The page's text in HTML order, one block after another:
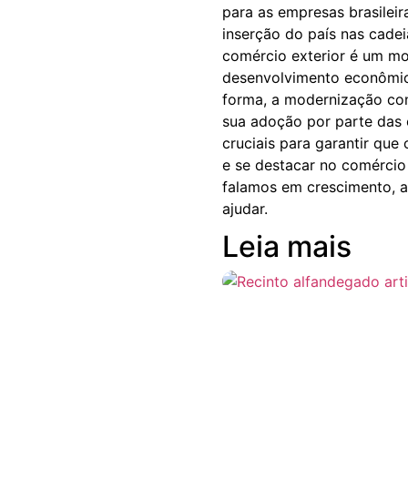
para as empresas
inserção do país nas
comércio exterior é um
desenvolvimento
forma, a modernização
sua adoção por parte das
cruciais para garantir que
e se destacar no
falamos em crescimento,
ajudar.
Leia mais